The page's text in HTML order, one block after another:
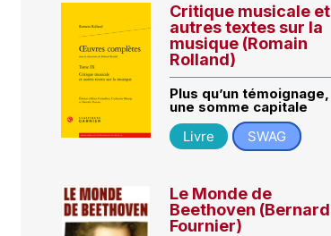
Critique musicale et
autres textes sur la
musique (Romain
Rolland)
Plus qu’un témoignage,
une somme capitale
Livre
SWAG
Le Monde de
Beethoven (Bernard
Fournier)